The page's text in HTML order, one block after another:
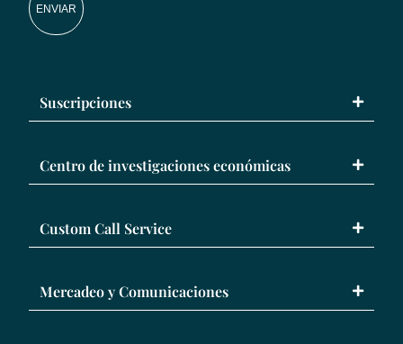
ENVIAR
Suscripciones
Centro de investigaciones económicas
Custom Call Service
Mercadeo y Comunicaciones